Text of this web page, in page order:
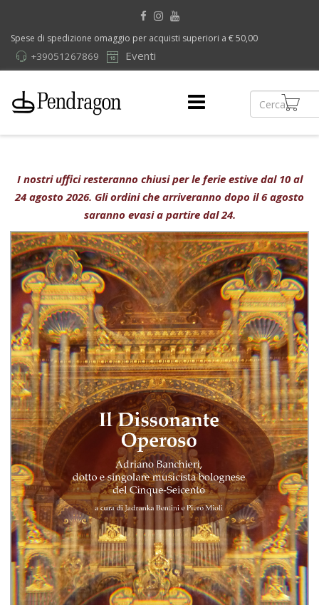
Spese di spedizione omaggio per acquisti superiori a € 50,00
Eventi
+39051267869
I nostri uffici resteranno chiusi per le ferie estive dal 10 al
24 agosto 2026. Gli ordini che arriveranno dopo il 6 agosto
saranno evasi a partire dal 24.